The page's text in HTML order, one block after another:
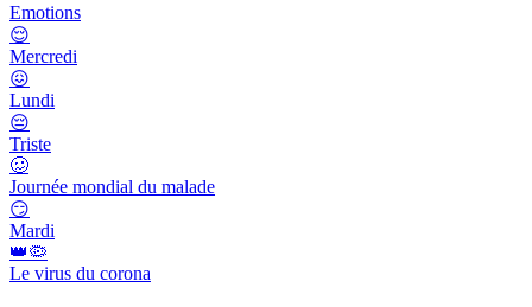
Emotions
😌
Mercredi
😖
Lundi
😔
Triste
🥴
Journée mondial du malade
😏
Mardi
👑🦠
Le virus du corona